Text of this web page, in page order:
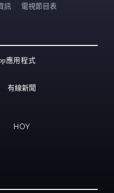
訊 電視節目表
應用程式
有線新聞
HOY